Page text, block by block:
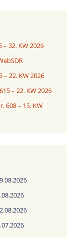
32. KW 2026
22. KW 2026
– 22. KW 2026
608 – 15. KW